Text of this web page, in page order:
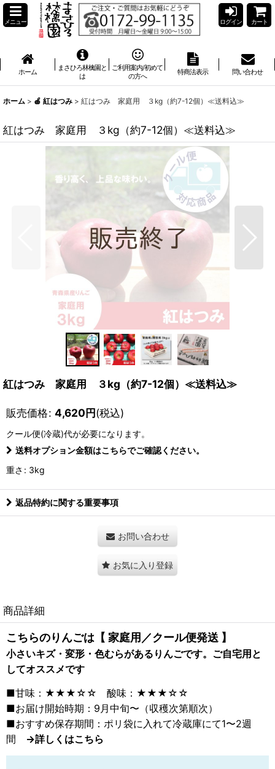
メニュー ログイン カート
ホーム
まさひろ林檎園と
は
ご利用案内/初めて
の方へ
特商法表示 問い合わせ
ホーム > 🍎 紅はつみ > 紅はつみ 家庭用 ３kg（約7-12個）≪送料込≫
紅はつみ 家庭用 ３kg（約7-12個）≪送料込≫
紅はつみ 家庭用 ３kg（約7-12個）≪送料込≫
販売価格: 4,620円(税込)
クール便(冷蔵)代が必要になります。
送料オプション金額はこちらでご確認ください。
重さ : 3kg
返品特約に関する重要事項
お問い合わせ
お気に入り登録
商品詳細
こちらのりんごは【 家庭用／クール便発送 】
小さいキズ・変形・色むらがあるりんごです。ご自宅用と
してオススメです
■甘味：★★★☆☆ 酸味：★★★☆☆
■お届け開始時期：9月中旬〜（収穫次第順次）
■おすすめ保存期間：ポリ袋に入れて冷蔵庫にて1〜2週
間 →詳しくはこちら